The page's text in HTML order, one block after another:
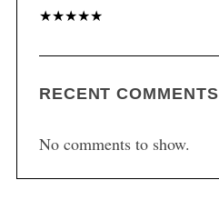
★★★★★
RECENT COMMENTS
No comments to show.